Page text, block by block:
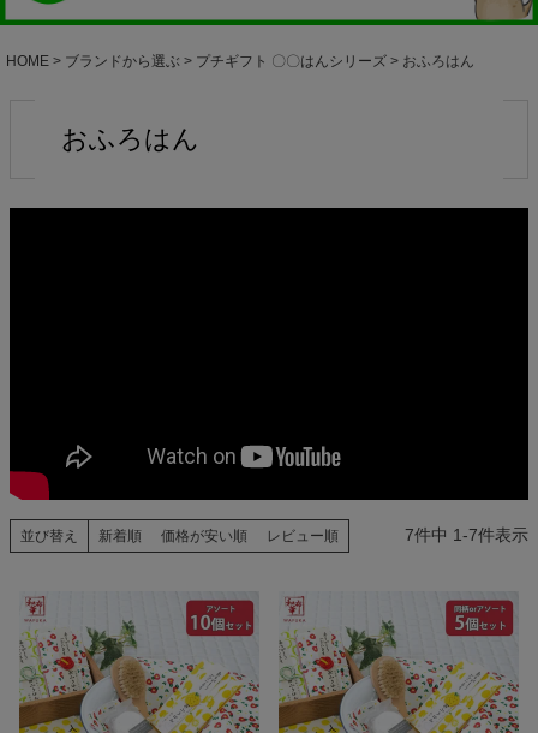
HOME ブランドから選ぶ プチギフト 〇〇はんシリーズ おふろはん
おふろはん
並び替え 新着順 価格が安い順 レビュー順 7件中 1-7件表示